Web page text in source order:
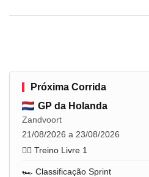
Próxima Corrida
GP da Holanda
Zandvoort
21/08/2026 a 23/08/2026
🏋️‍♂️ Treino Livre 1
🏎️ Classificação Sprint